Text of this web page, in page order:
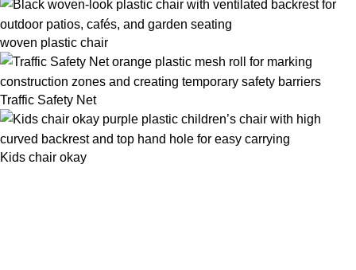
woven plastic chair
Traffic Safety Net
Kids chair okay